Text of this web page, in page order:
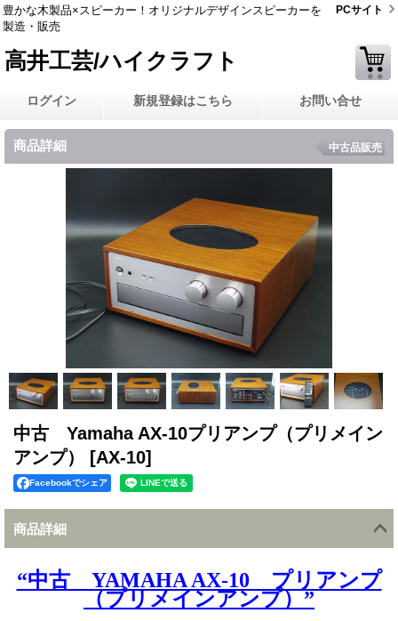
豊かな木製品×スピーカー！オリジナルデザインスピーカーを
製造・販売
PCサイト
高井工芸/ハイクラフト
ログイン 新規登録はこちら お問い合せ
商品詳細 中古品販売
中古 Yamaha AX-10プリアンプ（プリメイン
アンプ）
[AX-10]
Facebookでシェア
商品詳細
“中古 YAMAHA AX-10 プリアンプ
（プリメインアンプ）”